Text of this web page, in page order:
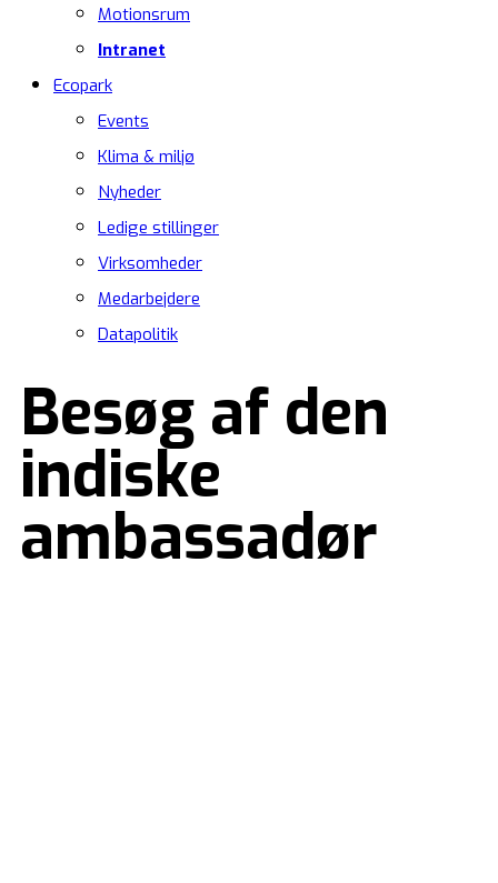
Motionsrum
Intranet
Ecopark
Events
Klima & miljø
Nyheder
Ledige stillinger
Virksomheder
Medarbejdere
Datapolitik
Besøg af den
indiske
ambassadør